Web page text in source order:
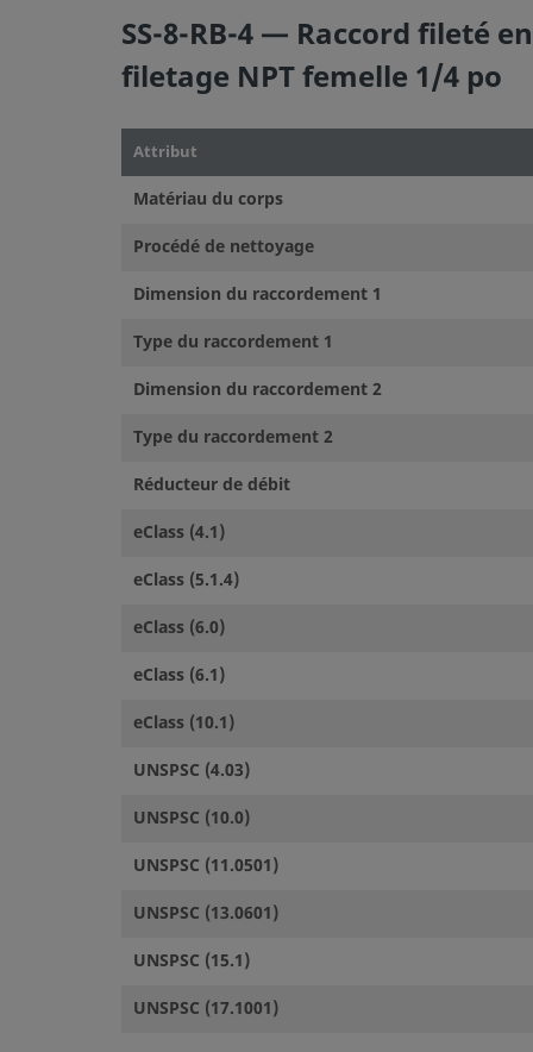
SS-8-RB-4 — Raccord fileté
filetage NPT femelle 1/4 po
Attribut
Matériau du corps
Procédé de nettoyage
Dimension du raccordement 1
Type du raccordement 1
Dimension du raccordement 2
Type du raccordement 2
Réducteur de débit
eClass (4.1)
eClass (5.1.4)
eClass (6.0)
eClass (6.1)
eClass (10.1)
UNSPSC (4.03)
UNSPSC (10.0)
UNSPSC (11.0501)
UNSPSC (13.0601)
UNSPSC (15.1)
UNSPSC (17.1001)